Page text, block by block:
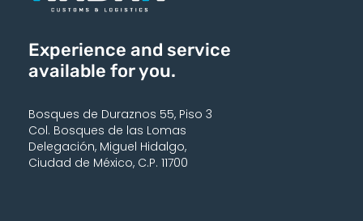
Experience and service
available for you.
Bosques de Duraznos 55, Piso 3
Col. Bosques de las Lomas
Delegación, Miguel Hidalgo,
Ciudad de México, C.P. 11700